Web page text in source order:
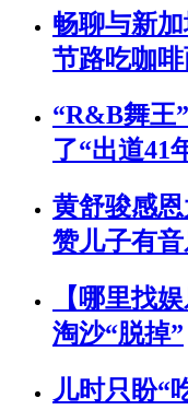
畅聊与新
节路吃咖
“R&B舞王
了“出道41
黄舒骏感
赞儿子有
【哪里找
淘沙“脱掉”
儿时只盼“